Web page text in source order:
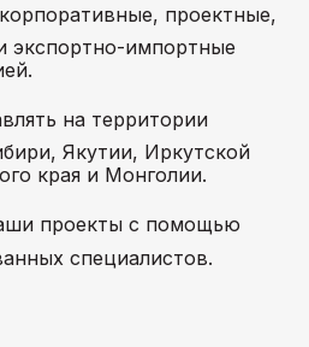
проектные,
экспортно-импортные
на территории
Якутии, Иркутской
края и Монголии.
проекты с помощью
специалистов.